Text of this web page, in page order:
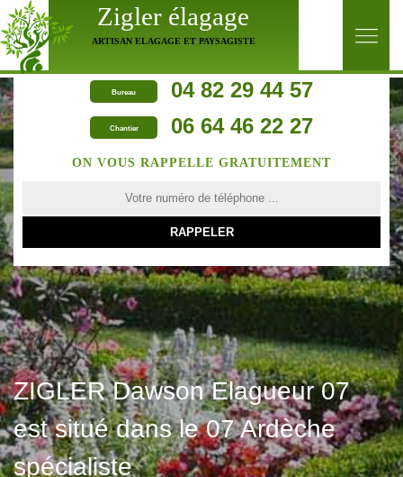
Zigler élagage
ARTISAN ELAGAGE ET PAYSAGISTE
Bureau 04 82 29 44 57
Chantier 06 64 46 22 27
ZIGLER Dawson Elagueur 07
est situé dans le 07 Ardèche
spécialiste
ON VOUS RAPPELLE GRATUITEMENT